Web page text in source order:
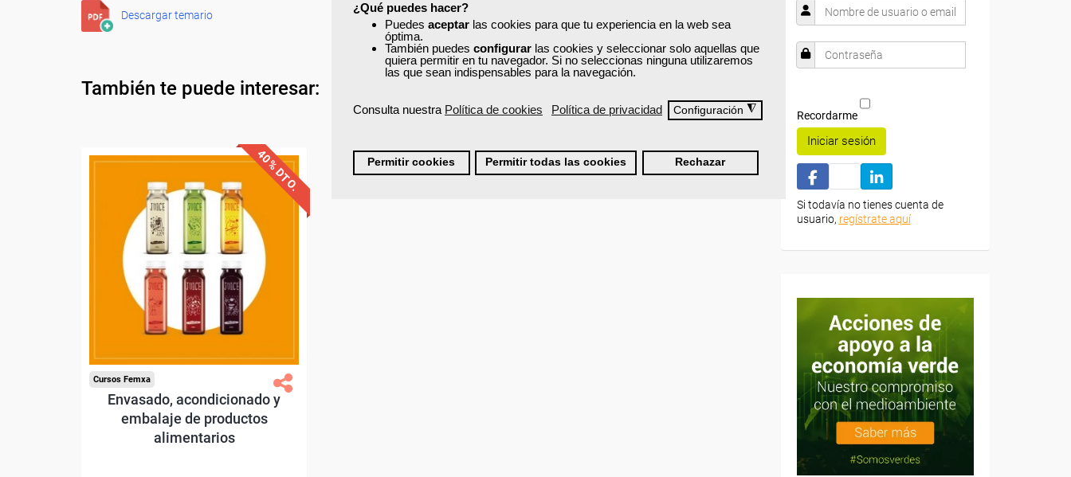
¿Qué puedes hacer?
Puedes aceptar las cookies para que tu experiencia en la web sea
óptima.
También puedes configurar las cookies y seleccionar solo aquellas que
quiera permitir en tu navegador. Si no seleccionas ninguna utilizaremos
las que sean indispensables para la navegación.
Consulta nuestra Política de cookies Política de privacidad Configuración ◮
Permitir cookies Permitir todas las cookies Rechazar
Descargar temario
También te puede interesar:
Descuentos especiales
Sin requisitos de acceso
Diploma.
Compra segura
40% DTO.
Cursos Femxa
Envasado, acondicionado y
embalaje de productos
alimentarios
Recordarme
Iniciar sesión
Si todavía no tienes cuenta de
usuario, regístrate aquí